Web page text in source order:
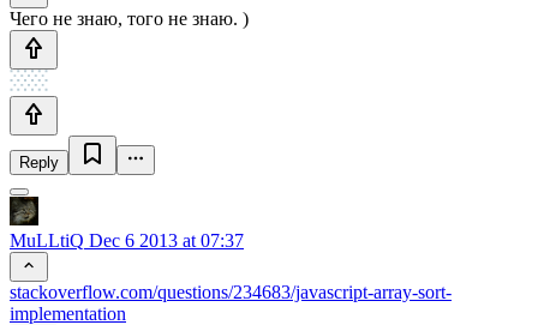
Чего не знаю, того не знаю. )
Reply
MuLLtiQ Dec 6 2013 at 07:37
stackoverflow.com/questions/234683/javascript-array-sort-
implementation